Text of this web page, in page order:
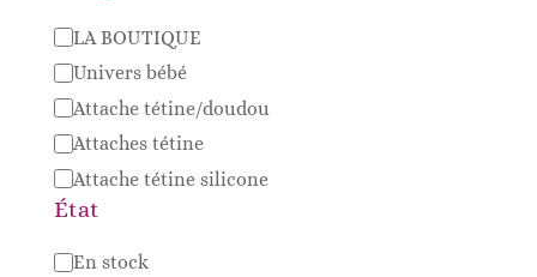
Catégorie
LA BOUTIQUE
Univers bébé
Attache tétine/doudou
Attaches tétine
Attache tétine silicone
État
Disponibilité
En stock